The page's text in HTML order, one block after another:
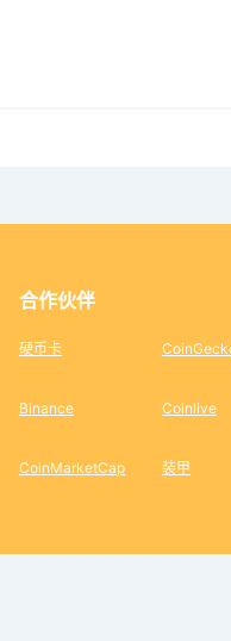
合作伙伴
硬币卡
Binance
CoinMarketCap
Coinlive
装甲